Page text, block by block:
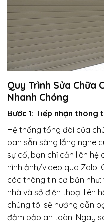
Quy Trình Sửa Chữa
Nhanh Chóng
Bước 1: Tiếp nhận thông
Hệ thống tổng đài của
ban sẵn sàng lắng nghe
sự cố, bạn chỉ cần liên hệ
hình ảnh/video qua Zalo.
các thông tin cơ bản như:
nhà và số điện thoại liên
chúng tôi sẽ hướng dẫn
đảm bảo an toàn. Ngay